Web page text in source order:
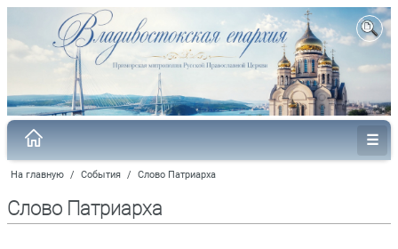
На главную / События / Слово Патриарха
Слово Патриарха